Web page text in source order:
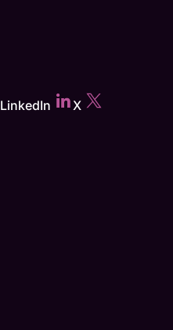
LinkedIn X